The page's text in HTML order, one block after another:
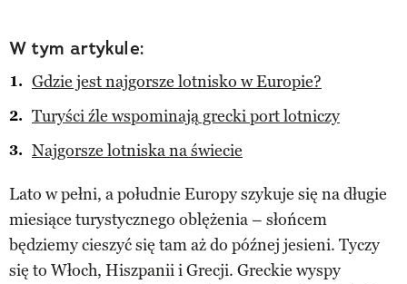
W tym artykule:
Gdzie jest najgorsze lotnisko w Europie?
Turyści źle wspominają grecki port lotniczy
Najgorsze lotniska na świecie
Lato w pełni, a południe Europy szykuje się na długie
miesiące turystycznego oblężenia – słońcem
będziemy cieszyć się tam aż do późnej jesieni. Tyczy
się to Włoch, Hiszpanii i Grecji. Greckie wyspy